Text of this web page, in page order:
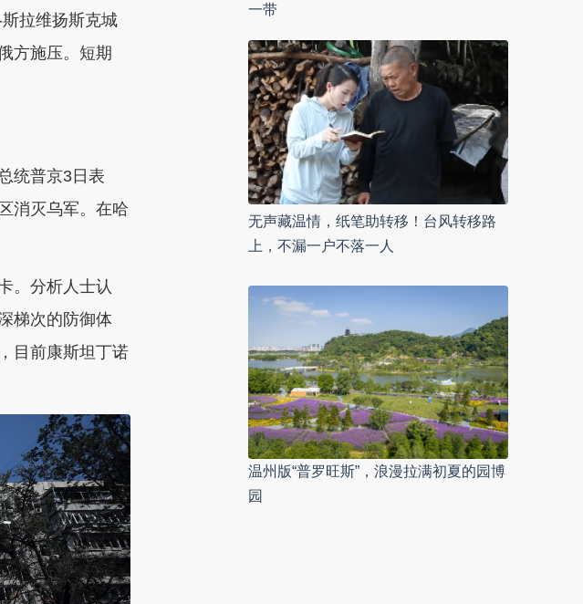
拉维扬斯克城
方施压。短期
统普京3日表
消灭乌军。在哈
。分析人士认
梯次的防御体
目前康斯坦丁诺
一带
无声藏温情，纸笔助转移！台风转移路
上，不漏一户不落一人
温州版“普罗旺斯”，浪漫拉满初夏的园博
园